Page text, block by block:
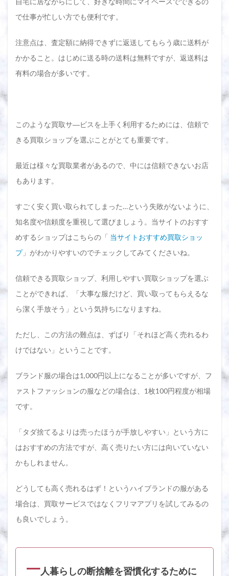
で仕事が忙しい方でも便利です。
注意点は、査定額に納得できずに返送してもらう歳に送料が
かかること。はじめに送る時の送料は無料ですが、返送料は
有料の場合が多いです。
このような買取サ―ビスを上手く利用するためには、信頼で
きる買取ショップを選ぶことがとても重要です。
最近は様々な買取業者があるので、中には信頼できないお店
もあります。
すごく安く買い取られてしまった…という失敗がないように、
知名度や信頼度を重視して選びましょう。当サイトのおすす
めするショップはこちらの「 当サイトおすすめ買取ショッ
プ」がわかりやすいのでチェックしてみてくださいね。
信頼できる買取ショップ、利用しやすい買取ショップを選ぶ
ことができれば、「大事な服だけど、買い取ってもらえるな
ら潔く手放そう」という気持ちになりますね。
ただし、この方法の難点は、ずばり「それほど高く売れるわ
けではない」ということです。
ブランド服の場合は1,000円以上になることが多いですが、フ
ァストファッションの服などの場合は、1枚100円程度が相場
です。
「タダ捨てるよりは売ったほうが手放しやすい」という方に
はおすすめの方法ですが、高く売りたい方には向いていない
かもしれません。
どうしても高く売れるはず！というハイブランドの服がある
場合は、買取サービスではなくフリマアプリを試してみるの
も良いでしょう。
一人暮らしの断捨離を習慣化するために